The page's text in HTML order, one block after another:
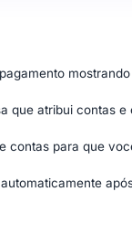
que atribui contas
contas para que